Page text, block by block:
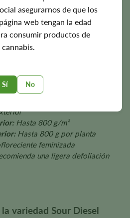
asegurarnos de que los
web tengan la edad
consumir productos de
cannabis.
Sí No
Aproximadamente 8-10 semanas
Hasta 800 g/m²
Hasta 800 g por planta
feminizada
una ligera defoliación
variedad Sour Diesel